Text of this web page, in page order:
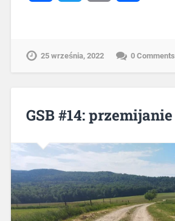
25 września, 2022 0 Comments
GSB #14: przemijanie